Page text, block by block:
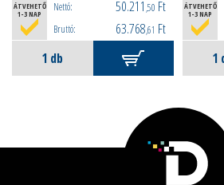
ÁTVEHETŐ
1-3 NAP
Nettó: 50.211 ,50 Ft
Bruttó: 63.768,61 Ft
ÁTVEHETŐ
1-3 NAP